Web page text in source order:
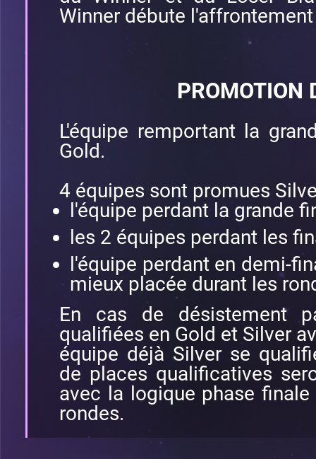
Winner débute
PROMOTION
L'équipe remportant la
Gold.
4 équipes sont promues
l'équipe perdant la grande
les 2 équipes perdant les
l'équipe perdant en demi-
mieux placée durant les
En cas de désistement
qualifiées en Gold et Silver
équipe déjà Silver se
de places qualificatives
avec la logique phase
rondes.